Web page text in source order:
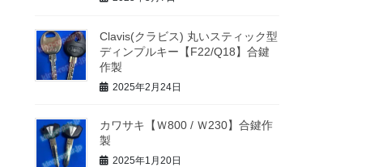
Clavis(クラビス) 丸いスティック型
ディンプルキー【F22/Q18】合鍵
作製
2025年2月24日
カワサキ【Ｗ800 / Ｗ230】合鍵作
製
2025年1月20日